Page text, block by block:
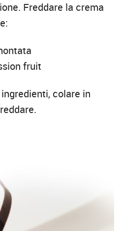
Freddare la crema
fruit
colare in